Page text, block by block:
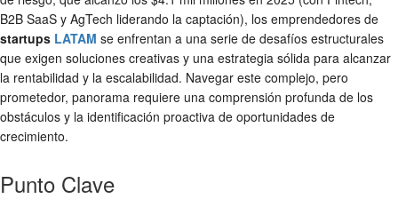
B2B SaaS y AgTech liderando la captación), los emprendedores de
startups LATAM se enfrentan a una serie de desafíos estructurales
que exigen soluciones creativas y una estrategia sólida para alcanzar
la rentabilidad y la escalabilidad. Navegar este complejo, pero
prometedor, panorama requiere una comprensión profunda de los
obstáculos y la identificación proactiva de oportunidades de
crecimiento.
Punto Clave